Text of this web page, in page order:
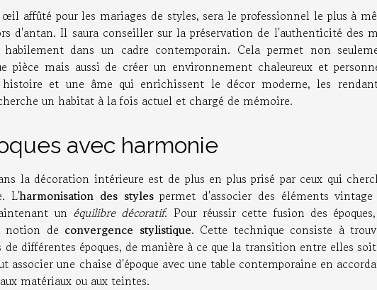
affûté pour les mariages de styles, sera le professionnel le plus à
d'antan. Il saura conseiller sur la préservation de l'authenticité des
dans un cadre contemporain. Cela permet non
pièce mais aussi de créer un environnement chaleureux et
histoire et une âme qui enrichissent le décor moderne, les
un habitat à la fois actuel et chargé de mémoire.
avec harmonie
la décoration intérieure est de plus en plus prisé par ceux qui
L'harmonisation des stylespermet d'associer des éléments
un équilibre décoratif. Pour réussir cette fusion des
notion de convergence stylistique. Cette technique consiste à
différentes époques, de manière à ce que la transition entre elles
associer une chaise d'époque avec une table contemporaine en
matériaux ou aux teintes.